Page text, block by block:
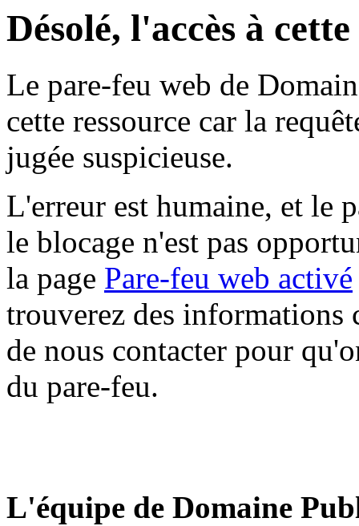
Désolé, l'accès à
Le pare-feu web de
cette ressource car la
jugée suspicieuse.
L'erreur est humaine, et le
le blocage n'est pas
la page Pare-feu web activé
trouverez des informations
de nous contacter pour
du pare-feu.
L'équipe de Domaine